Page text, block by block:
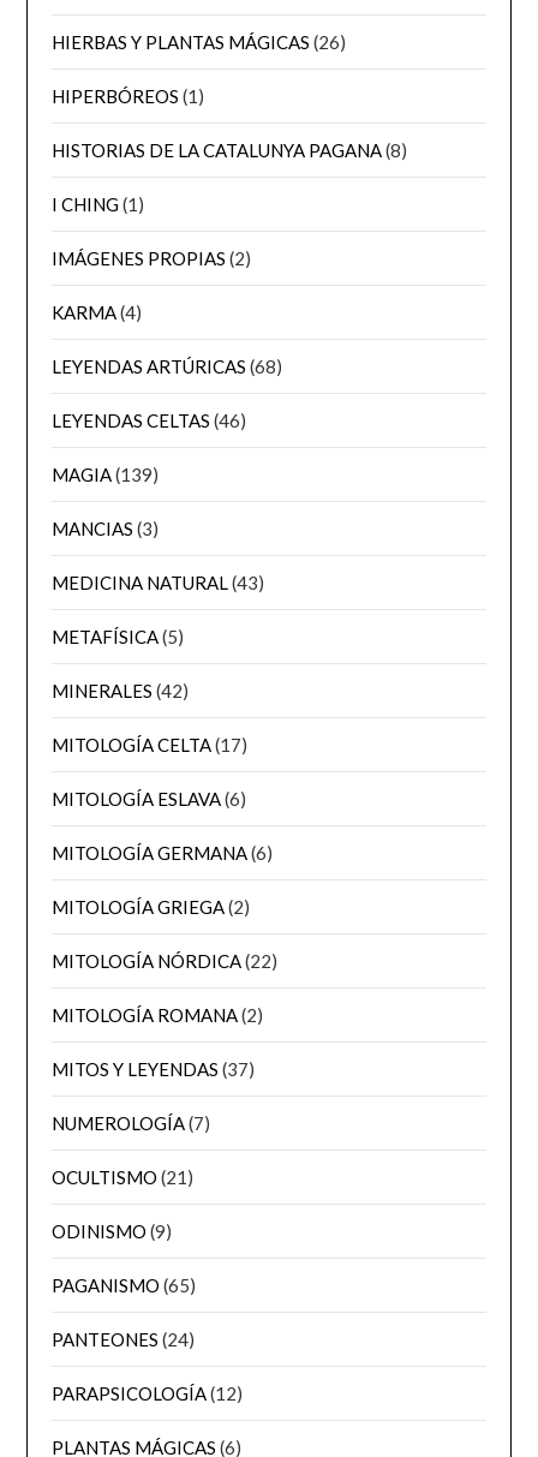
HIERBAS Y PLANTAS MÁGICAS (26)
HIPERBÓREOS (1)
HISTORIAS DE LA CATALUNYA PAGANA(8)
I CHING(1)
IMÁGENES PROPIAS (2)
KARMA(4)
LEYENDAS ARTÚRICAS (68)
LEYENDAS CELTAS (46)
MAGIA(139)
MANCIAS (3)
MEDICINA NATURAL(43)
METAFÍSICA(5)
MINERALES (42)
MITOLOGÍA CELTA(17)
MITOLOGÍA ESLAVA(6)
MITOLOGÍA GERMANA(6)
MITOLOGÍA GRIEGA(2)
MITOLOGÍA NÓRDICA(22)
MITOLOGÍA ROMANA(2)
MITOS Y LEYENDAS (37)
NUMEROLOGÍA(7)
OCULTISMO (21)
ODINISMO (9)
PAGANISMO (65)
PANTEONES (24)
PARAPSICOLOGÍA(12)
PLANTAS MÁGICAS (6)